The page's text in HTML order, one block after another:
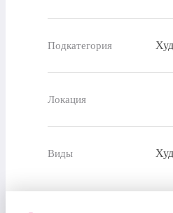
Подкатегория
Локация
Виды